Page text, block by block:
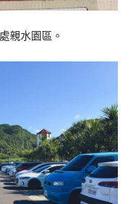
親水園區。